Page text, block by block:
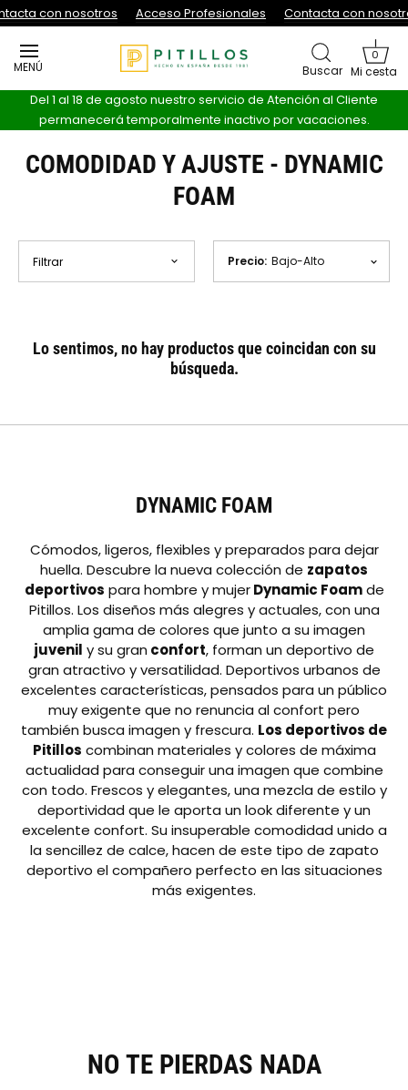
Ir al contenido
con nosotros Acceso Profesionales Contacta con
MENÚ Buscar
0
Mi cesta
Del 1 al 18 de agosto nuestro servicio de Atención al Cliente
permanecerá temporalmente inactivo por vacaciones.
COMODIDAD Y AJUSTE - DYNAMIC
FOAM
Filtrar Precio: Bajo-Alto
Lo sentimos, no hay productos que coincidan con su
búsqueda.
DYNAMIC FOAM
Cómodos, ligeros, flexibles y preparados para dejar
huella. Descubre la nueva colección de zapatos
deportivos para hombre y mujerDynamic Foamde
Pitillos. Los diseños más alegres y actuales, con una
amplia gama de colores que junto a su imagen
juvenil y su gran confort, forman un deportivo de
gran atractivo y versatilidad. Deportivos urbanos de
excelentes características, pensados para un público
muy exigente que no renuncia al confort pero
también busca imagen y frescura. Los deportivos de
Pitillos combinan materiales y colores de máxima
actualidad para conseguir una imagen que combine
con todo. Frescos y elegantes, una mezcla de estilo y
deportividad que le aporta un look diferente y un
excelente confort. Su insuperable comodidad unido a
la sencillez de calce, hacen de este tipo de zapato
deportivo el compañero perfecto en las situaciones
más exigentes.
NO TE PIERDAS NADA